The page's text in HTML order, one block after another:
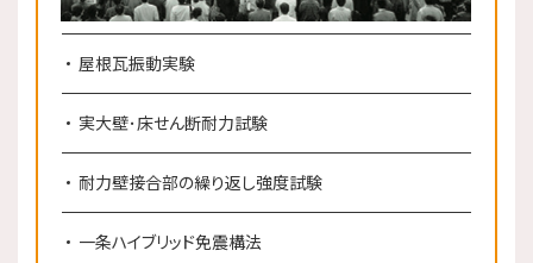
屋根瓦振動実験
実大壁･床せん断耐力試験
耐力壁接合部の繰り返し強度試験
一条ハイブリッド免震構法